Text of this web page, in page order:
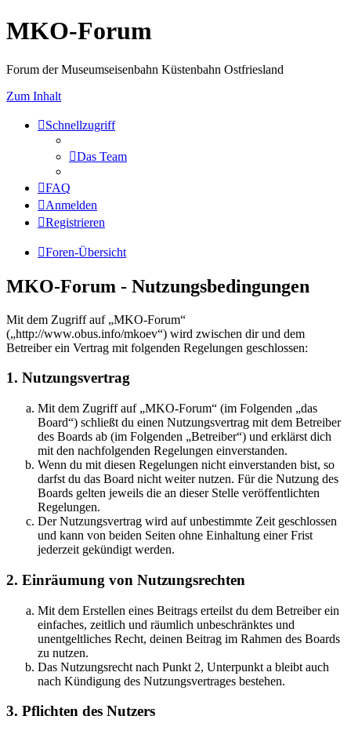
MKO-Forum
Forum der Museumseisenbahn Küstenbahn Ostfriesland
Zum Inhalt
Schnellzugriff
Das Team
FAQ
Anmelden
Registrieren
Foren-Übersicht
MKO-Forum - Nutzungsbedingungen
Mit dem Zugriff auf „MKO-Forum“
(„http://www.obus.info/mkoev“) wird zwischen dir und dem
Betreiber ein Vertrag mit folgenden Regelungen geschlossen:
1. Nutzungsvertrag
Mit dem Zugriff auf „MKO-Forum“ (im Folgenden „das
Board“) schließt du einen Nutzungsvertrag mit dem Betreiber
des Boards ab (im Folgenden „Betreiber“) und erklärst dich
mit den nachfolgenden Regelungen einverstanden.
Wenn du mit diesen Regelungen nicht einverstanden bist, so
darfst du das Board nicht weiter nutzen. Für die Nutzung des
Boards gelten jeweils die an dieser Stelle veröffentlichten
Regelungen.
Der Nutzungsvertrag wird auf unbestimmte Zeit geschlossen
und kann von beiden Seiten ohne Einhaltung einer Frist
jederzeit gekündigt werden.
2. Einräumung von Nutzungsrechten
Mit dem Erstellen eines Beitrags erteilst du dem Betreiber ein
einfaches, zeitlich und räumlich unbeschränktes und
unentgeltliches Recht, deinen Beitrag im Rahmen des Boards
zu nutzen.
Das Nutzungsrecht nach Punkt 2, Unterpunkt a bleibt auch
nach Kündigung des Nutzungsvertrages bestehen.
3. Pflichten des Nutzers